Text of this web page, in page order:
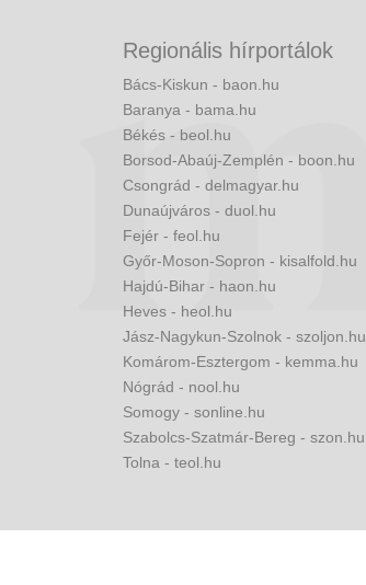
Regionális hírportálok
Bács-Kiskun - baon.hu
Baranya - bama.hu
Békés - beol.hu
Borsod-Abaúj-Zemplén - boon.hu
Csongrád - delmagyar.hu
Dunaújváros - duol.hu
Fejér - feol.hu
Győr-Moson-Sopron - kisalfold.hu
Hajdú-Bihar - haon.hu
Heves - heol.hu
Jász-Nagykun-Szolnok - szoljon.hu
Komárom-Esztergom - kemma.hu
Nógrád - nool.hu
Somogy - sonline.hu
Szabolcs-Szatmár-Bereg - szon.hu
Tolna - teol.hu